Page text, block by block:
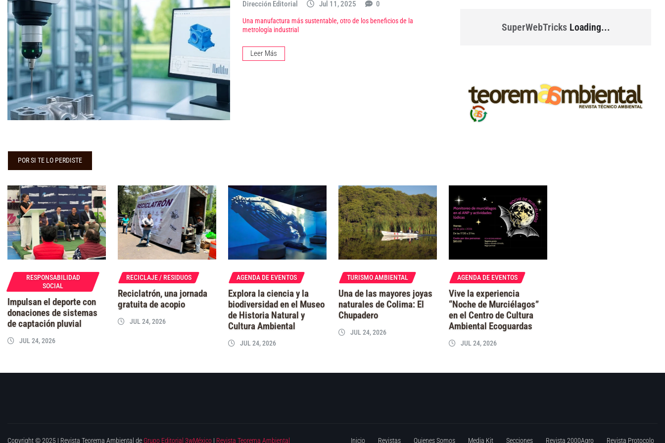
Dirección Editorial Jul 11, 2025 0
Una manufactura más sustentable, otro de los beneficios de la
metrología industrial
Leer Más
SuperWebTricksLoading...
POR SI TE LO PERDISTE
RESPONSABILIDAD
SOCIAL
Impulsan el deporte con
donaciones de sistemas
de captación pluvial
JUL 24, 2026
RECICLAJE / RESIDUOS
Reciclatrón, una jornada
gratuita de acopio
JUL 24, 2026
AGENDA DE EVENTOS
Explora la ciencia y la
biodiversidad en el Museo
de Historia Natural y
Cultura Ambiental
JUL 24, 2026
TURISMO AMBIENTAL
Una de las mayores joyas
naturales de Colima: El
Chupadero
JUL 24, 2026
AGENDA DE EVENTOS
Vive la experiencia
“Noche de Murciélagos”
en el Centro de Cultura
Ambiental Ecoguardas
JUL 24, 2026
Copyright © 2025 | Revista Teorema Ambiental de Grupo Editorial 3wMéxico | Revista Teorema Ambiental Inicio Revistas Quienes Somos Media Kit Secciones Revista 2000Agro Revista Protocolo